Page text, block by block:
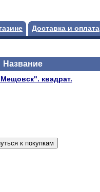
Доставка и оплата
Название
квадрат.